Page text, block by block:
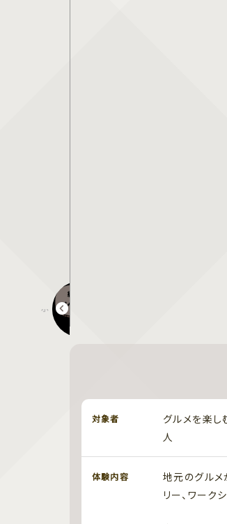
対象者
グルメを楽
人
体験内容
地元のグルメ
リー、ワーク